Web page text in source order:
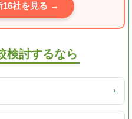
16社を見る →
検討するなら
›